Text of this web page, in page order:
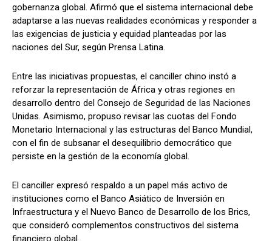
gobernanza global. Afirmó que el sistema internacional debe
adaptarse a las nuevas realidades económicas y responder a
las exigencias de justicia y equidad planteadas por las
naciones del Sur, según Prensa Latina.
Entre las iniciativas propuestas, el canciller chino instó a
reforzar la representación de África y otras regiones en
desarrollo dentro del Consejo de Seguridad de las Naciones
Unidas. Asimismo, propuso revisar las cuotas del Fondo
Monetario Internacional y las estructuras del Banco Mundial,
con el fin de subsanar el desequilibrio democrático que
persiste en la gestión de la economía global.
El canciller expresó respaldo a un papel más activo de
instituciones como el Banco Asiático de Inversión en
Infraestructura y el Nuevo Banco de Desarrollo de los Brics,
que consideró complementos constructivos del sistema
financiero global.